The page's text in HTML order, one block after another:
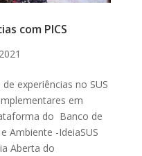
com PICS
experiências no SUS
em
do Banco de
Ambiente -IdeiaSUS
Aberta do